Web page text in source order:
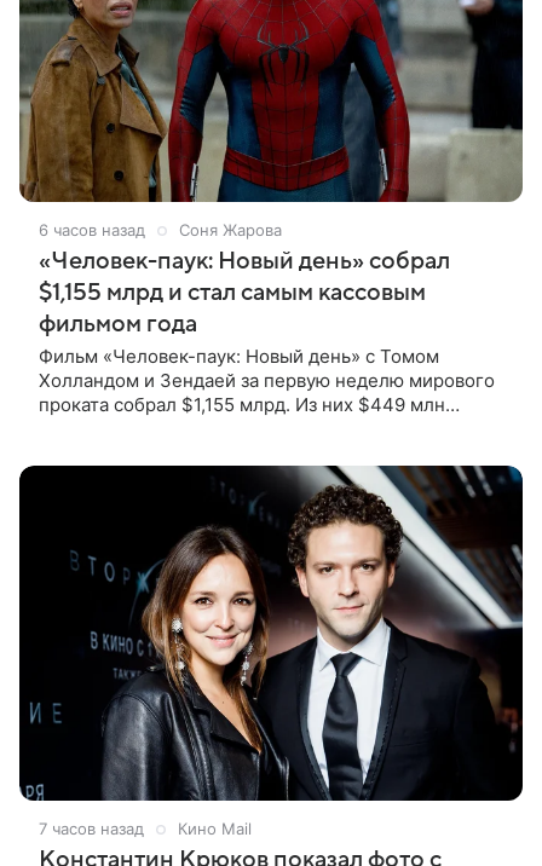
6 часов назад Соня Жарова
«Человек-паук: Новый день» собрал
$1,155 млрд и стал самым кассовым
фильмом года
Фильм «Человек-паук: Новый день» с Томом
Холландом и Зендаей за первую неделю мирового
проката собрал $1,155 млрд. Из них $449 млн
7 часов назад Кино Mail
Константин Крюков показал фото с